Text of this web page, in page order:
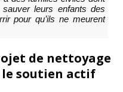
leurs enfants des
pour qu’ils ne meurent
de nettoyage
le soutien actif